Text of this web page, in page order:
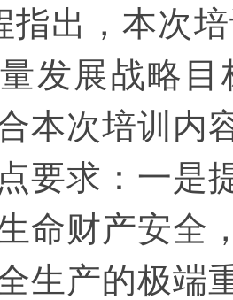
指出，本次
发展战略
本次培训内
要求：一是
命财产安全
生产的极端